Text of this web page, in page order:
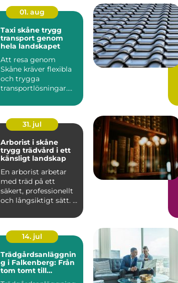
01. aug
Taxi skåne trygg
transport genom
hela landskapet
Att resa genom
Skåne kräver flexibla
och trygga
transportlösningar.
fungerar bra i mång...
31. jul
Arborist i skåne
trygg trädvård i ett
känsligt landskap
En arborist arbetar
med träd på ett
säkert, professionellt
och långsiktigt sätt. I
14. jul
Trädgårdsanläggnin
g i Falkenberg: Från
tom tomt till